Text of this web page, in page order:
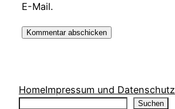
E-Mail.
HomeImpressum und Datenschutz
Suchen
Suchen